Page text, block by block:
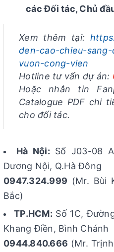
các Đối tác, Chủ
Xem thêm tại:
den-cao-chieu-
vuon-cong-vien
Hotline tư vấn dự án:
Hoặc nhắn tin
Catalogue PDF chi
cho đối tác.
Hà Nội: Số J03-08
Dương Nội, Q.Hà Đông
0947.324.999 (Mr. Bùi
Bắc)
TP.HCM: Số 1C,
Khang Điền, Bình Chánh
0944.840.666 (Mr.